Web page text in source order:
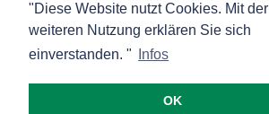
– Werbung
– Mehr über unsere Experten
"Diese Website nutzt Cookies. Mit der
weiteren Nutzung erklären Sie sich
einverstanden. "
Infos
OK